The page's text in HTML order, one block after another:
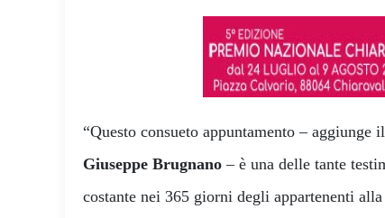
“Questo consueto appuntamento – aggiunge
Giuseppe Brugnano – è una delle tante
costante nei 365 giorni degli appartenenti